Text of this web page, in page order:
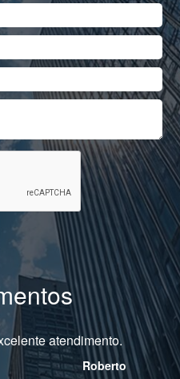
atendimento.
Roberto